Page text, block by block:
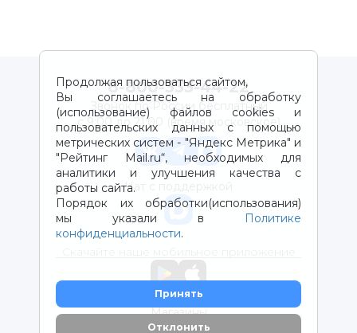
Продолжая пользоваться сайтом,
Вы соглашаетесь на обработку
(использование) файлов cookies и
пользовательских данных с помощью
метрических систем - "Яндекс Метрика" и
"Рейтинг Mail.ru“, необходимых для
аналитики и улучшения качества с
работы сайта.
Порядок их обработки(использования)
мы указали в
Политике
конфиденциальности.
Принять
Отклонить
8-800-333-44-22
Звонок по России бесплатный
с 9:00 до 21:00 (время московское)
Чат с поддержкой
Магазины